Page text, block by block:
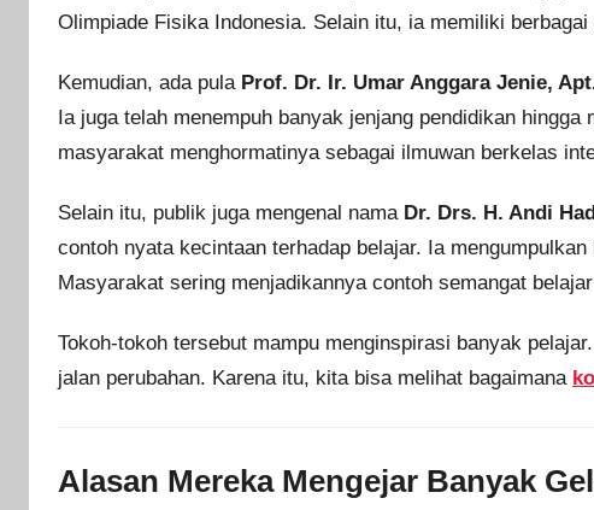
Olimpiade Fisika Indonesia. Selain itu, ia memiliki berbagai
Kemudian, ada pula Prof. Dr. Ir. Umar Anggara Jenie,
Ia juga telah menempuh banyak jenjang pendidikan hingga
masyarakat menghormatinya sebagai ilmuwan berkelas
Selain itu, publik juga mengenal nama Dr. Drs. H. Andi
contoh nyata kecintaan terhadap belajar. Ia mengumpulkan
Masyarakat sering menjadikannya contoh semangat
Tokoh-tokoh tersebut mampu menginspirasi banyak
jalan perubahan. Karena itu, kita bisa melihat bagaimana
Alasan Mereka Mengejar Banyak